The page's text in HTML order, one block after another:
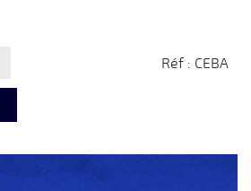
Réf : CEBA